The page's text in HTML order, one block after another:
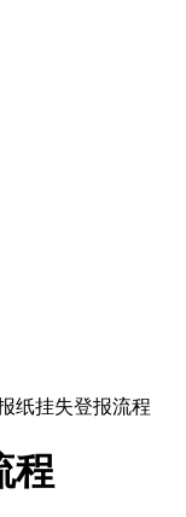
纸挂失登报流程
程